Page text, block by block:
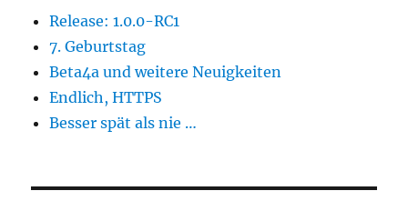
Release: 1.0.0-RC1
7. Geburtstag
Beta4a und weitere Neuigkeiten
Endlich, HTTPS
Besser spät als nie …